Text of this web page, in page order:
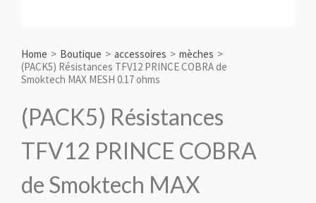
Home > Boutique > accessoires > mèches >
(PACK5) Résistances TFV12 PRINCE COBRA de
Smoktech MAX MESH 0.17 ohms
(PACK5) Résistances
TFV12 PRINCE COBRA
de Smoktech MAX